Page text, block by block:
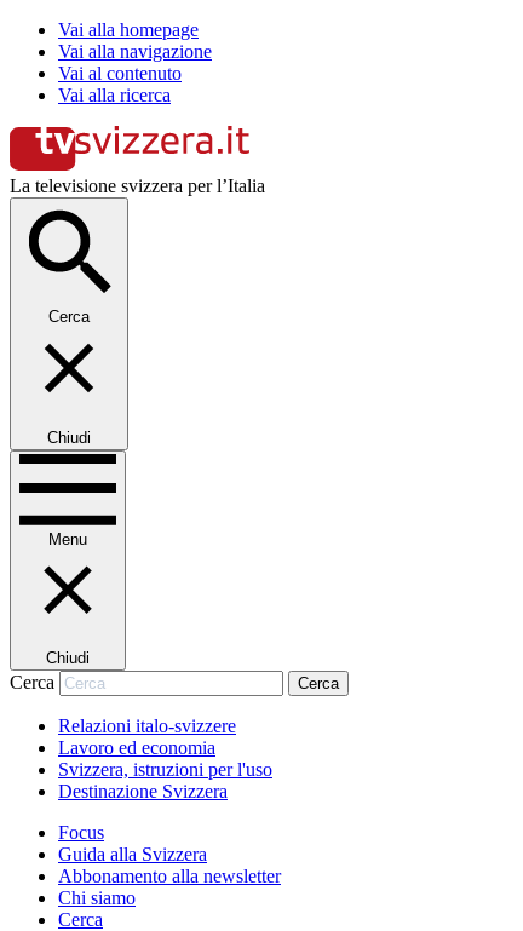
Vai alla homepage
Vai alla navigazione
Vai al contenuto
Vai alla ricerca
La televisione svizzera per l’Italia
Cerca
Chiudi
Menu
Chiudi
Cerca Cerca
Relazioni italo-svizzere
Lavoro ed economia
Svizzera, istruzioni per l'uso
Destinazione Svizzera
Focus
Guida alla Svizzera
Abbonamento alla newsletter
Chi siamo
Cerca